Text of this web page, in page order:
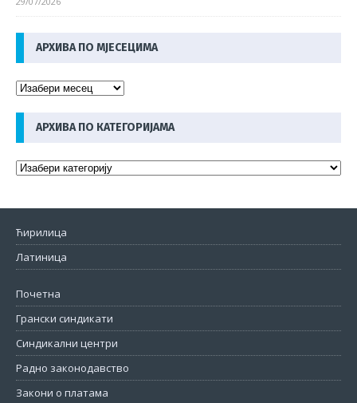
АРХИВА ПО МЈЕСЕЦИМА
АРХИВА ПО КАТЕГОРИЈАМА
Ћирилица
Латиница
Почетна
Грански синдикати
Синдикални центри
Радно законодавство
Закони о платама